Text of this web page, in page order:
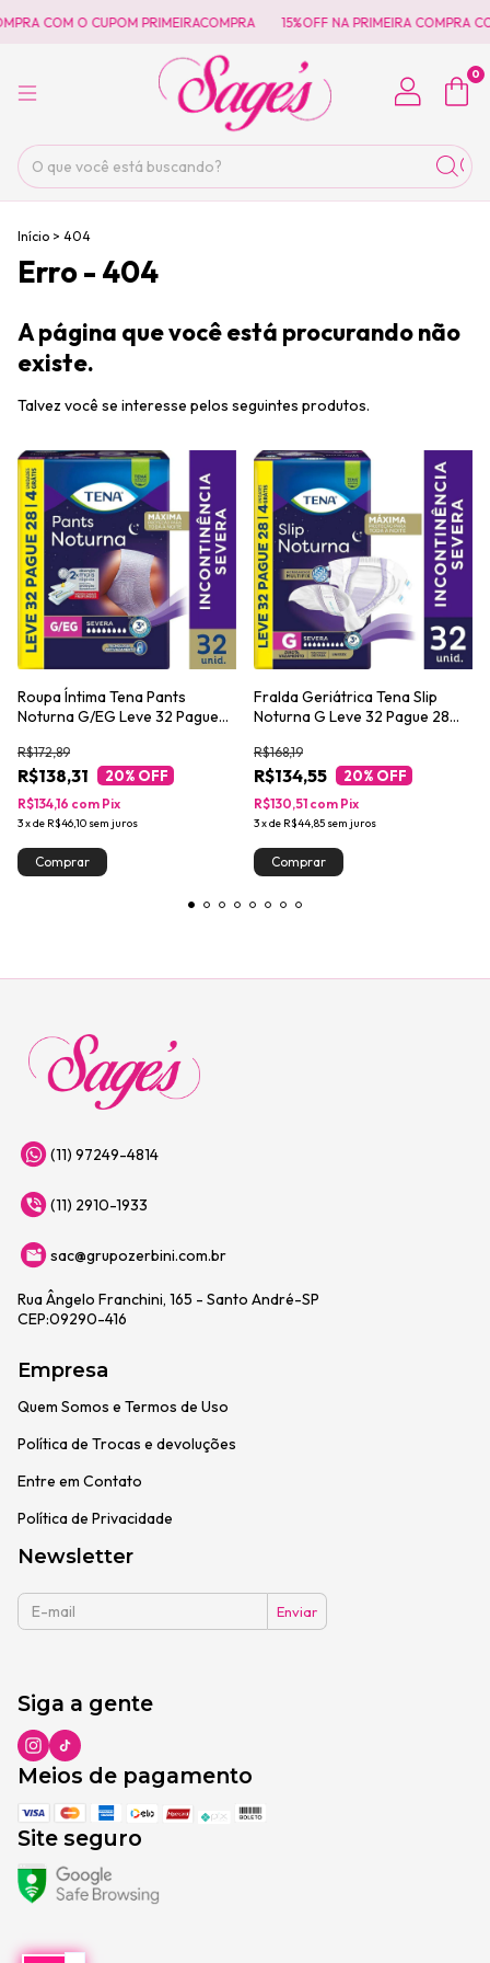
COM O CUPOM PRIMEIRACOMPRA 15%OFF NA PRIMEIRA COMPRA
0
Início > 404
Erro - 404
A página que você está procurando não
existe.
Talvez você se interesse pelos seguintes produtos.
Roupa Íntima Tena Pants
Noturna G/EG Leve 32 Pague
R$138,31
R$172,89
20% OFF
3xde R$46,10 sem juros
R$134,16 com Pix
Fralda Geriátrica Tena Slip
Noturna G Leve 32 Pague 28
R$134,55
R$168,19
20% OFF
3xde R$44,85 sem juros
R$130,51 com Pix
(11) 97249-4814
(11) 2910-1933
sac@grupozerbini.com.br
Rua Ângelo Franchini, 165 - Santo André-SP
CEP:09290-416
Empresa
Quem Somos e Termos de Uso
Política de Trocas e devoluções
Entre em Contato
Política de Privacidade
Newsletter
Siga a gente
Meios de pagamento
Site seguro